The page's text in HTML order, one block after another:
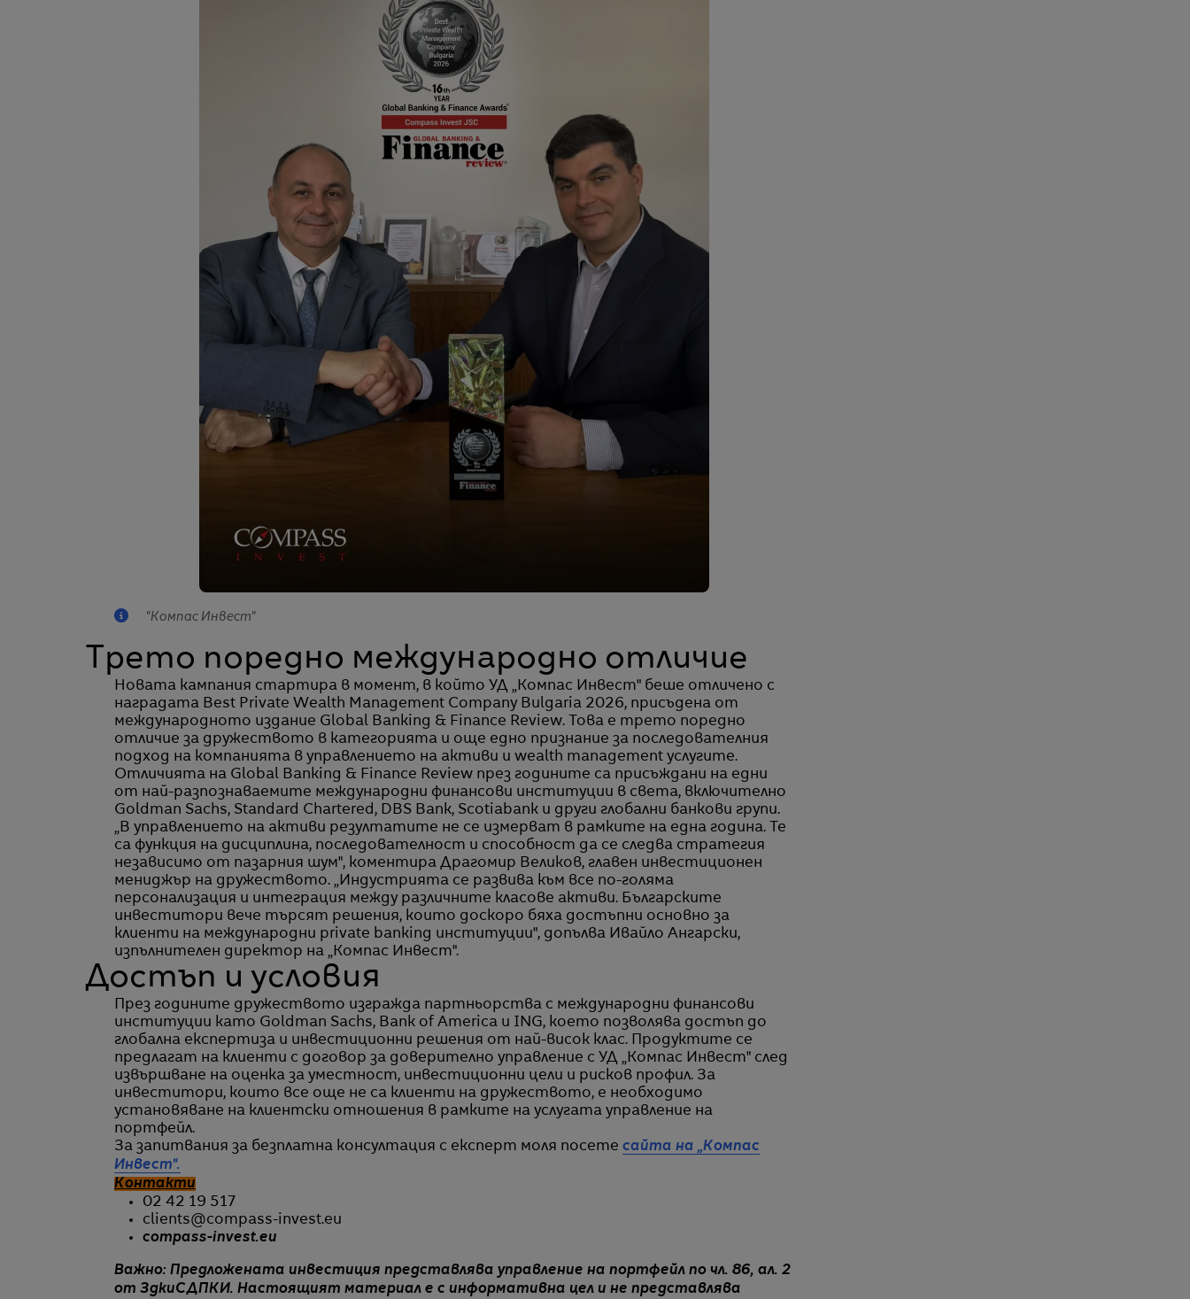
"Компас Инвест"
Трето поредно международно отличие
Новата кампания стартира в момент, в който УД „Компас Инвест" беше отличено с
наградата Best Private Wealth Management Company Bulgaria 2026, присъдена от
международното издание Global Banking & Finance Review. Това е трето поредно
отличие за дружеството в категорията и още едно признание за последователния
подход на компанията в управлението на активи и wealth management услугите.
Отличията на Global Banking & Finance Review през годините са присъждани на едни
от най-разпознаваемите международни финансови институции в света, включително
Goldman Sachs, Standard Chartered, DBS Bank, Scotiabank и други глобални банкови групи.
„В управлението на активи резултатите не се измерват в рамките на една година. Те
са функция на дисциплина, последователност и способност да се следва стратегия
независимо от пазарния шум", коментира Драгомир Великов, главен инвестиционен
мениджър на дружеството. „Индустрията се развива към все по-голяма
персонализация и интеграция между различните класове активи. Българските
инвеститори вече търсят решения, които доскоро бяха достъпни основно за
клиенти на международни private banking институции", допълва Ивайло Ангарски,
изпълнителен директор на „Компас Инвест".
Достъп и условия
През годините дружеството изгражда партньорства с международни финансови
институции като Goldman Sachs, Bank of America и ING, което позволява достъп до
глобална експертиза и инвестиционни решения от най-висок клас. Продуктите се
предлагат на клиенти с договор за доверително управление с УД „Компас Инвест" след
извършване на оценка за уместност, инвестиционни цели и рисков профил. За
инвеститори, които все още не са клиенти на дружеството, е необходимо
установяване на клиентски отношения в рамките на услугата управление на
портфейл.
За запитвания за безплатна консултация с експерт моля посете сайта на „Компас
Инвест".
Контакти
02 42 19 517
clients@compass-invest.eu
compass-invest.eu
Важно: Предложената инвестиция представлява управление на портфейл по чл. 86, ал. 2
om ЗдкиСДПКИ. Настоящият материал е с информативна цел и не представлява